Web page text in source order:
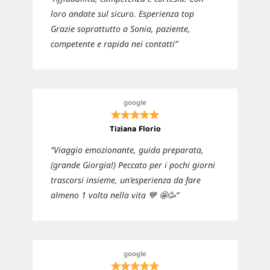
loro andate sul sicuro. Esperienza top
Grazie soprattutto a Sonia, paziente,
competente e rapida nei contatti”
google
Tiziana Florio
“Viaggio emozionante, guida preparata,
(grande Giorgia!) Peccato per i pochi giorni
trascorsi insieme, un'esperienza da fare
almeno 1 volta nella vita 💙 🤩🥳”
google